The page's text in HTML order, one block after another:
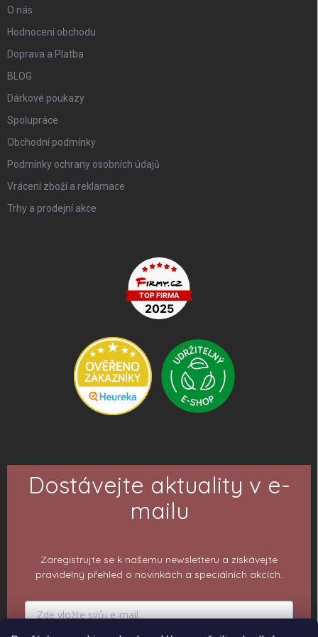
O nás
Hodnocení obchodu
Doprava a Platba
BLOG
Dárkové poukazy
Spolupráce
Obchodní podmínky
Podmínky ochrany osobních údajů
Vrácení zboží a reklamace
Trhy a prodejní akce
Dostávejte aktuality v e-
mailu
Zaregistrujte se k našemu newsletteru a získávejte
pravidelný přehled o novinkách a speciálních akcích.